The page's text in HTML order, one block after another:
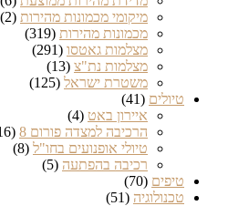
מיקומי מכמונות מהירות (2)
מכמונות מהירות (319)
מצלמות גאטסו (291)
מצלמות נת"צ (13)
משטרת ישראל (125)
טיולים (41)
איירון באט (4)
הרכיבה למצדה פורום 8
(16)
טיולי אופנועים בחו"ל (8)
רכיבה בהפתעה (5)
טיפים (70)
טכנולוגיה (51)